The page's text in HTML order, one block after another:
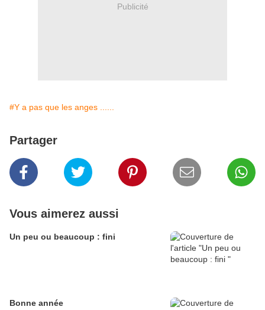
Publicité
#Y a pas que les anges ......
Partager
Vous aimerez aussi
Un peu ou beaucoup : fini
Bonne année